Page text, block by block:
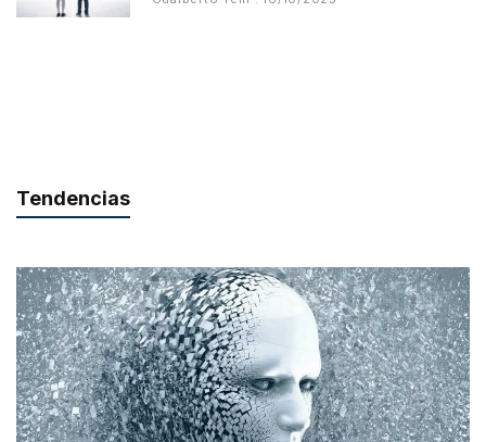
Tendencias